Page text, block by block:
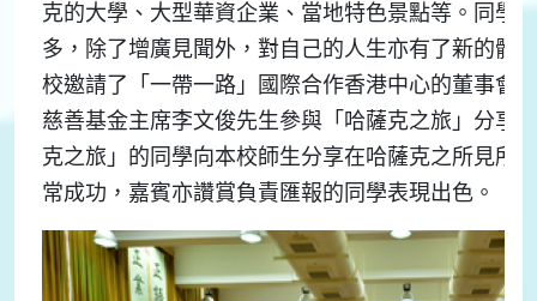
克的大學、大型華資企業、當地特色景點等。同學
多，除了增廣見聞外，對自己的人生亦有了新的體
校邀請了「一帶一路」國際合作香港中心的董事會
慈善基金主席李文俊先生參與「哈薩克之旅」分享
克之旅」的同學向本校師生分享在哈薩克之所見所
常成功，嘉賓亦讚賞負責匯報的同學表現出色。